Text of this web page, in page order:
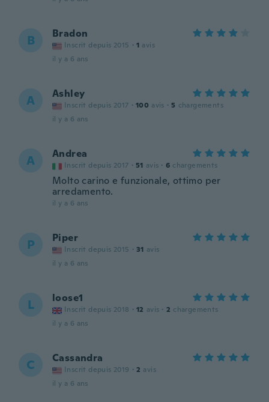
B Bradon
Inscrit depuis 2015 · 1 avis
il y a 6 ans
A Ashley
Inscrit depuis 2017 · 100 avis · 5 chargements
il y a 6 ans
A Andrea
Inscrit depuis 2017 · 51 avis · 6 chargements
Molto carino e funzionale, ottimo per
arredamento.
il y a 6 ans
P Piper
Inscrit depuis 2015 · 31 avis
il y a 6 ans
L loose1
Inscrit depuis 2018 · 12 avis · 2 chargements
il y a 6 ans
C Cassandra
Inscrit depuis 2019 · 2 avis
il y a 6 ans